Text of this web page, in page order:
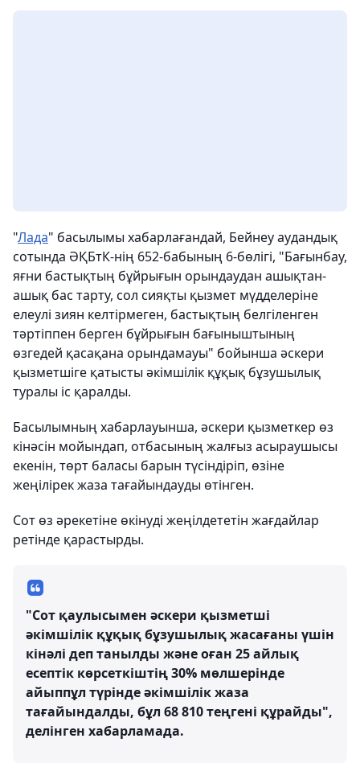
"Лада" басылымы хабарлағандай, Бейнеу аудандық
сотында ӘҚБтК-нің 652-бабының 6-бөлігі, "Бағынбау,
яғни бастықтың бұйрығын орындаудан ашықтан-
ашық бас тарту, сол сияқты қызмет мүдделеріне
елеулі зиян келтірмеген, бастықтың белгіленген
тәртіппен берген бұйрығын бағыныштының
өзгедей қасақана орындамауы" бойынша әскери
қызметшіге қатысты әкімшілік құқық бұзушылық
туралы іс қаралды.
Басылымның хабарлауынша, әскери қызметкер өз
кінәсін мойындап, отбасының жалғыз асыраушысы
екенін, төрт баласы барын түсіндіріп, өзіне
жеңілірек жаза тағайындауды өтінген.
Сот өз әрекетіне өкінуді жеңілдететін жағдайлар
ретінде қарастырды.
"Сот қаулысымен әскери қызметші
әкімшілік құқық бұзушылық жасағаны үшін
кінәлі деп танылды және оған 25 айлық
есептік көрсеткіштің 30% мөлшерінде
айыппұл түрінде әкімшілік жаза
тағайындалды, бұл 68 810 теңгені құрайды",
делінген хабарламада.